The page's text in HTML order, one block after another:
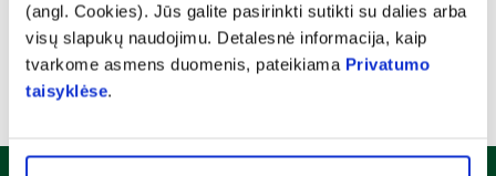
(angl. Cookies). Jūs galite pasirinkti sutikti su dalies arba
visų slapukų naudojimu. Detalesnė informacija, kaip
tvarkome asmens duomenis, pateikiama Privatumo
taisyklėse.